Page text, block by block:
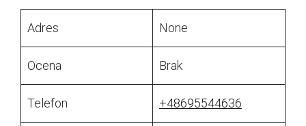
Adres None
Ocena Brak
Telefon +48695544636